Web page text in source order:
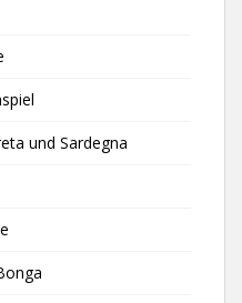
und Sardegna